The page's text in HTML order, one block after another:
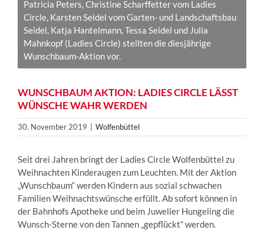
Patricia Peters, Christine Scharffetter vom Ladies
Circle, Karsten Seidel vom Garten- und Landschaftsbau
Seidel, Katja Hantelmann, Tessa Seidel und Julia
Mahnkopf (Ladies Circle) stellten die diesjährige
Wunschbaum-Aktion vor.
WUNSCHBAUM AKTION: LADIES CIRCLE LÄSST
WÜNSCHE WAHR WERDEN
30. November 2019 Wolfenbüttel
Seit drei Jahren bringt der Ladies Circle Wolfenbüttel zu
Weihnachten Kinderaugen zum Leuchten. Mit der Aktion
„Wunschbaum“ werden Kindern aus sozial schwachen
Familien Weihnachtswünsche erfüllt. Ab sofort können in
der Bahnhofs Apotheke und beim Juwelier Hungeling die
Wunsch-Sterne von den Tannen „gepflückt“ werden.